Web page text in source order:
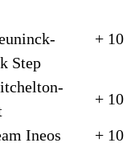
Step
+ 10
+ 10
Ineos + 10